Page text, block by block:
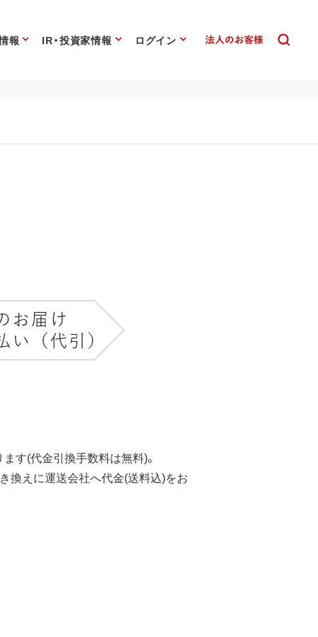
報 IR・投資家情報 ログイン
す(代金引換手数料は無料)。
換えに運送会社へ代金(送料込)をお